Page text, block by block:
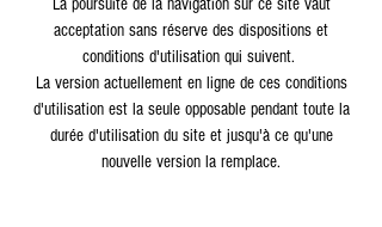
La poursuite de la navigation sur ce site vaut
acceptation sans réserve des dispositions et
conditions d'utilisation qui suivent.
La version actuellement en ligne de ces conditions
d'utilisation est la seule opposable pendant toute la
durée d'utilisation du site et jusqu'à ce qu'une
nouvelle version la remplace.